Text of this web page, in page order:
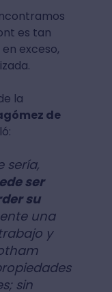
es tan
exceso,
la
de
sería,
ser
su
una
y
sin